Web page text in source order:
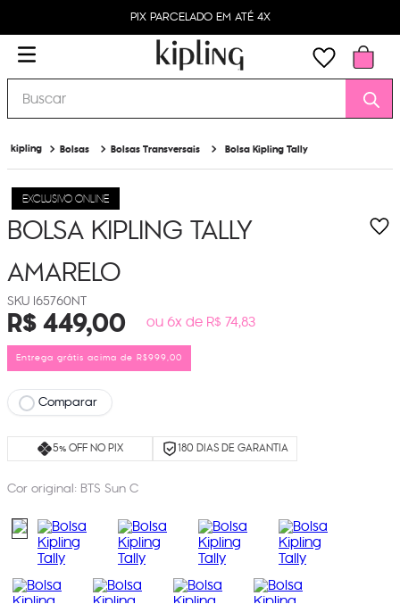
PIX PARCELADO EM ATÉ 4X
Buscar
Bolsas Bolsas Transversais Bolsa Kipling Tally
EXCLUSIVO ONLINE
BOLSA KIPLING TALLY
AMARELO
I65760NT
R$449,00 ou 6x de R$ 74,83
Entrega grátis acima de R$999,00
Comparar
5% OFF NO PIX 180 DIAS DE GARANTIA
Cor original: BTS Sun C